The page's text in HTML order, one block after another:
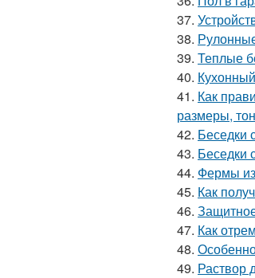
37.
38.
39. Теплые
40.
41. Как
размеры,
42. Беседки
43. Беседки
44. Фермы
45. Как
46.
47. Как
48.
49. Раствор